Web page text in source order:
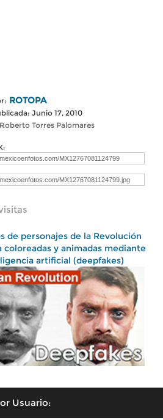
ROTOPA
Junio 17, 2010
Torres Palomares
de personajes de la Revolución
coloreadas y animadas mediante
artificial (deepfakes)
Usuario: